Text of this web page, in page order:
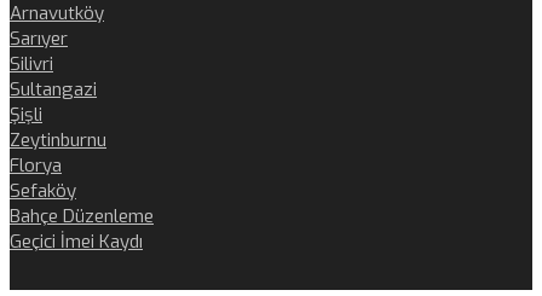
Arnavutköy
Sarıyer
Silivri
Sultangazi
Şişli
Zeytinburnu
Florya
Sefaköy
Bahçe Düzenleme
Geçici İmei Kaydı